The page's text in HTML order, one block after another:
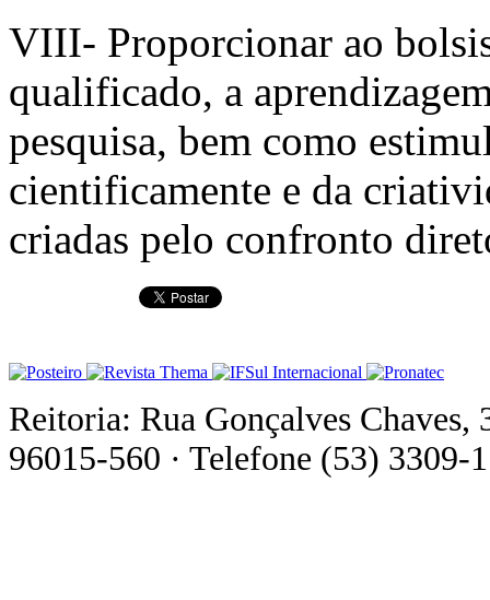
VIII- Proporcionar ao
qualificado, a
pesquisa, bem como
cientificamente e da
criadas pelo confronto
Reitoria: Rua Gonçalves
96015-560 · Telefone (53) 3309-